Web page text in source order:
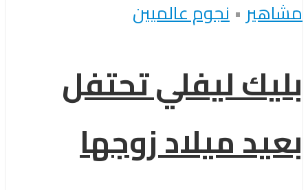
مشاهير•نجوم عالميين
بليك ليفلي تحتفل
بعيد ميلاد زوجها